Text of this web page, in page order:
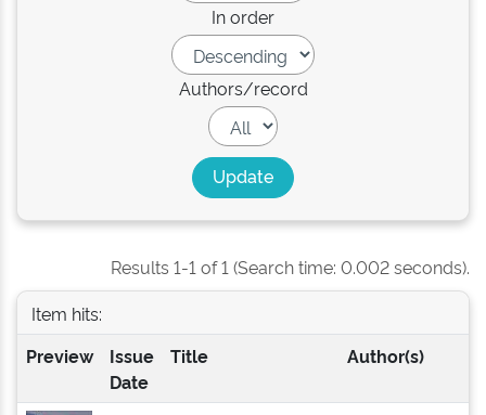
In order
Authors/record
Results 1-1 of 1 (Search time: 0.002 seconds).
Item hits:
Preview
Issue
Date
Title Author(s)